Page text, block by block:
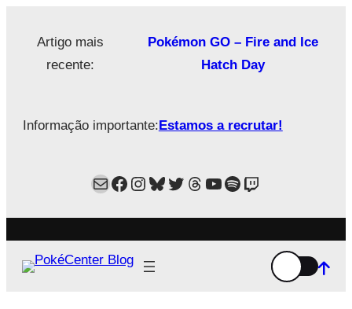
Artigo mais
recente:
Pokémon GO – Fire and Ice
Hatch Day
Informação importante:Estamos a recrutar!
MailFacebook
Instagram
Bluesky
Twitter
Estamos no Threads!
YouTube
Spotify
Twitch